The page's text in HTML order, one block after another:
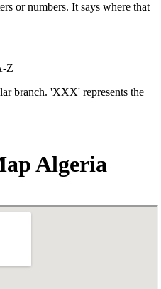
or numbers. It says where that
Z
branch. 'XXX' represents the
Algeria